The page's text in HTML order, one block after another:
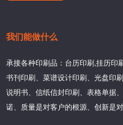
我们能做什么
承接各种印刷品：台历印刷,挂历印
书刊印刷、菜谱设计印刷、光盘印
说明书、信纸信封印刷、表格单据
诺、质量是对客户的根源、创新是